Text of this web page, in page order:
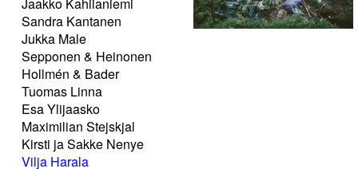
Sandra Kantanen
Jukka Male
Sepponen & Heinonen
Hollmén & Bader
Tuomas Linna
Esa Ylijaasko
Maximilian Stejskjal
Kirsti ja Sakke Nenye
Vilja Harala